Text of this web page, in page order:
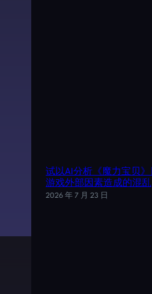
试以AI分析《魔力宝贝
游戏外部因素造成的混乱
2026 年 7 月 23 日